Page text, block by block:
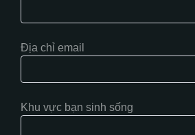
Địa chỉ email
Khu vực bạn sinh sống